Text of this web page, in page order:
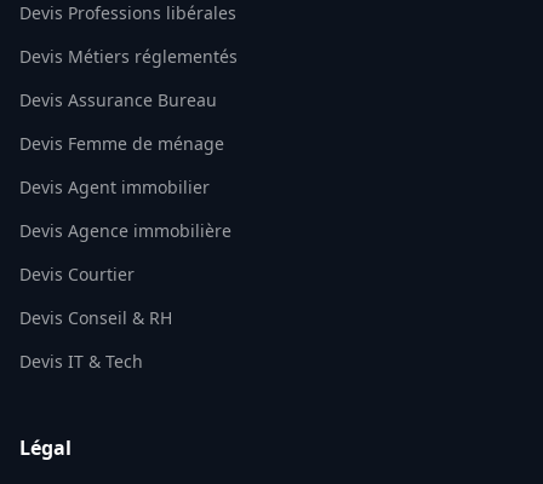
Devis Professions libérales
Devis Métiers réglementés
Devis Assurance Bureau
Devis Femme de ménage
Devis Agent immobilier
Devis Agence immobilière
Devis Courtier
Devis Conseil & RH
Devis IT & Tech
Légal